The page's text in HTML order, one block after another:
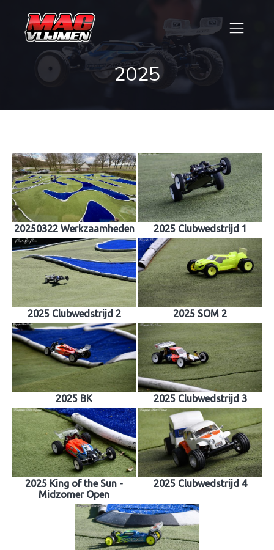
2025
20250322 Werkzaamheden 2025 Clubwedstrijd 1
2025 Clubwedstrijd 2 2025 SOM 2
2025 BK 2025 Clubwedstrijd 3
2025 King of the Sun -
Midzomer Open
2025 Clubwedstrijd 4